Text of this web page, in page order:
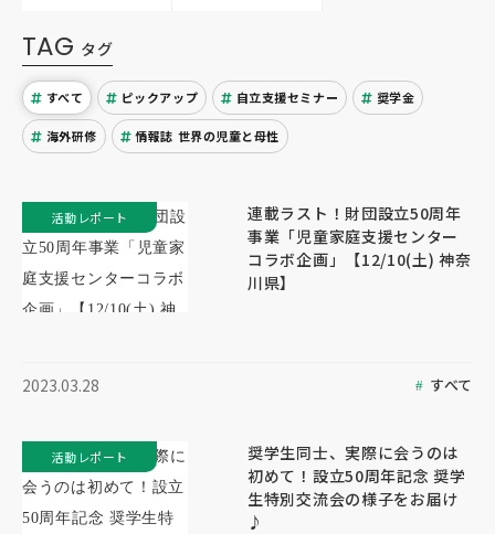
TAG タグ
すべて ピックアップ 自立支援セミナー 奨学金
海外研修 情報誌 世界の児童と母性
連載ラスト！財団設立50周年
事業「児童家庭支援センター
コラボ企画」【12/10(土) 神奈
川県】
2023.03.28 すべて
活動レポート
奨学生同士、実際に会うのは
初めて！設立50周年記念 奨学
生特別交流会の様子をお届け
♪
活動レポート